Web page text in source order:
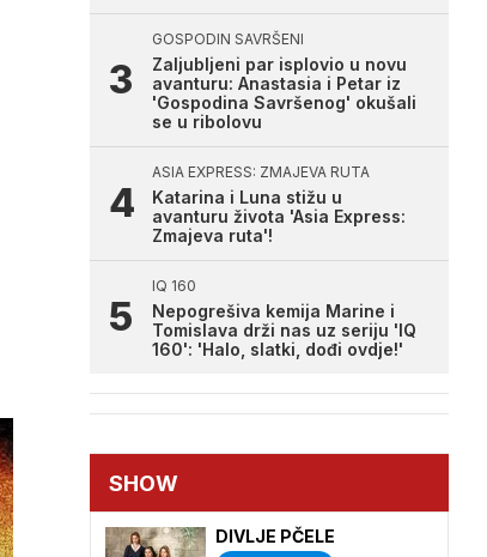
GOSPODIN SAVRŠENI
Zaljubljeni par isplovio u novu
avanturu: Anastasia i Petar iz
'Gospodina Savršenog' okušali
se u ribolovu
ASIA EXPRESS: ZMAJEVA RUTA
Katarina i Luna stižu u
avanturu života 'Asia Express:
Zmajeva ruta'!
IQ 160
Nepogrešiva kemija Marine i
Tomislava drži nas uz seriju 'IQ
160': 'Halo, slatki, dođi ovdje!'
SHOW
DIVLJE PČELE